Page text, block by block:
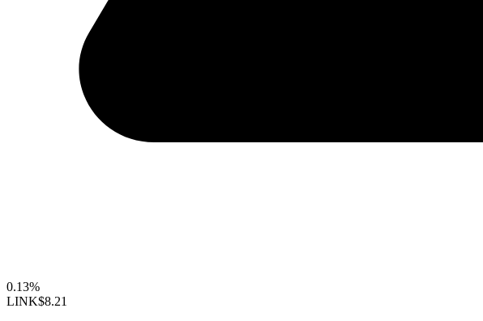
0.13%
LINK$8.21